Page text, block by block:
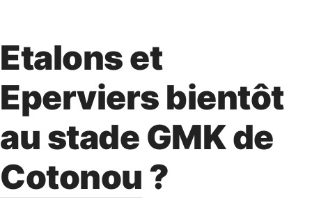
Etalons et
Eperviers bientôt
au stade GMK de
Cotonou ?